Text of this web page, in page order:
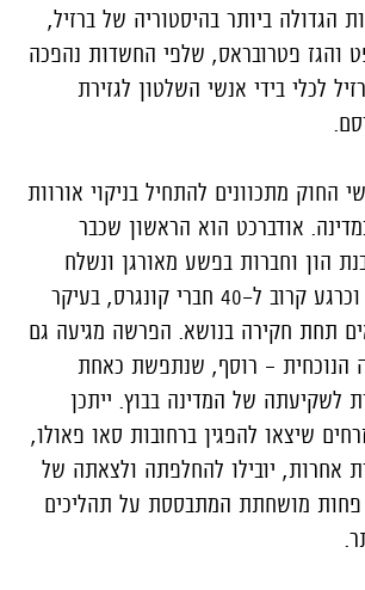
הגדולה ביותר בהיסטוריה של ברזיל,
והגז פטרובראס, שלפי החשדות נהפכה
לכלי בידי אנשי השלטון לגזירת
החוק מתכוונים להתחיל בניקוי אורוות
אודברכט הוא הראשון שכבר
הון וחברות בפשע מאורגן ונשלח
ל-19 שנות מאסר, וכרגע קרוב ל-40 חברי קונגרס, בעיקר
תחת חקירה בנושא. הפרשה מגיעה גם
הנוכחית – רוסף, שנתפשת כאחת
לשקיעתה של המדינה בבוץ. ייתכן
שיצאו להפגין ברחובות סאו פאולו,
אחרות, יובילו להחלפתה ולצאתה של
פחות מושחתת המתבססת על תהליכים